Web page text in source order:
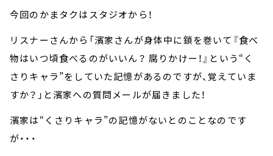
今回のかまタクはスタジオから！
リスナーさんから「濱家さんが身体中に鎖を巻いて『食べ
物はいつ頃食べるのがいいん？ 腐りかけー！』という“く
さりキャラ”をしていた記憶があるのですが、覚えていま
すか？」と濱家への質問メールが届きました！
濱家は“くさりキャラ”の記憶がないとのことなのです
が・・・